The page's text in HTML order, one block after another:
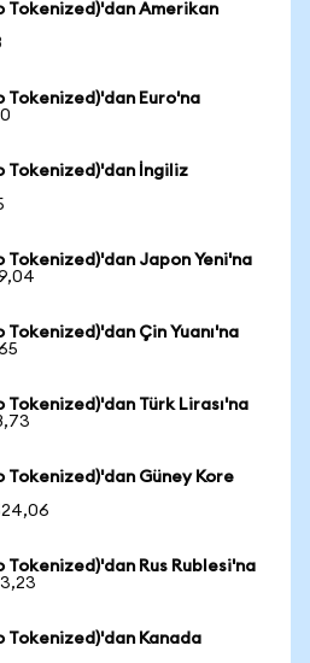
Tokenized)'dan Amerikan
Tokenized)'dan Euro'na
Tokenized)'dan İngiliz
Tokenized)'dan Japon Yeni'na
Tokenized)'dan Çin Yuanı'na
Tokenized)'dan Türk Lirası'na
Tokenized)'dan Güney Kore
Tokenized)'dan Rus Rublesi'na
Tokenized)'dan Kanada